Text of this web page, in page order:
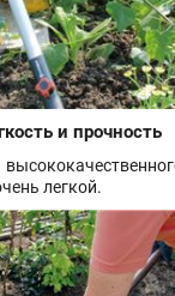
и прочность
легкой.